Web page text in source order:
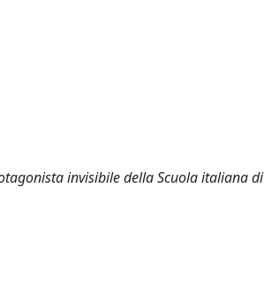
invisibile della Scuola italiana di